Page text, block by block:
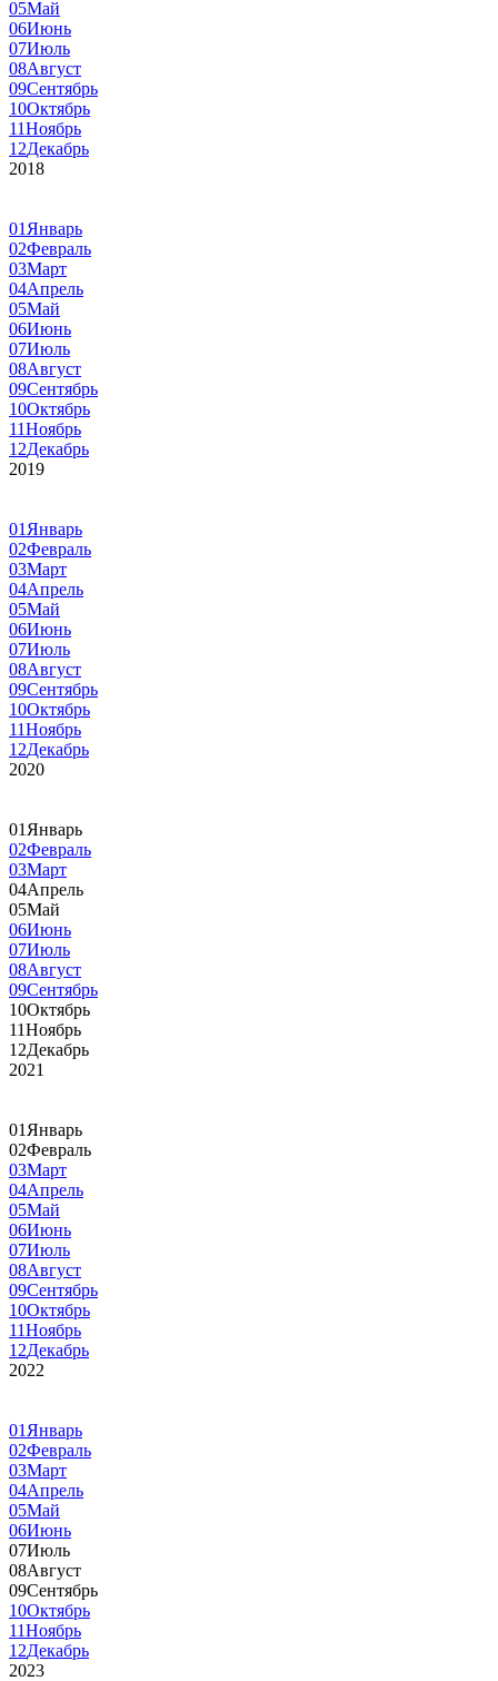
05Май
06Июнь
07Июль
08Август
09Сентябрь
10Октябрь
11Ноябрь
12Декабрь
2018
01 Январь
02Февраль
03Март
04Апрель
05Май
06Июнь
07Июль
08Август
09Сентябрь
10Октябрь
11Ноябрь
12Декабрь
2019
01 Январь
02Февраль
03Март
04Апрель
05Май
06Июнь
07Июль
08Август
09Сентябрь
10Октябрь
11Ноябрь
12Декабрь
2020
01 Январь
02Февраль
03Март
04Апрель
05Май
06Июнь
07Июль
08Август
09Сентябрь
10Октябрь
11Ноябрь
12Декабрь
2021
01 Январь
02Февраль
03Март
04Апрель
05Май
06Июнь
07Июль
08Август
09Сентябрь
10Октябрь
11Ноябрь
12Декабрь
2022
01 Январь
02Февраль
03Март
04Апрель
05Май
06Июнь
07Июль
08Август
09Сентябрь
10Октябрь
11Ноябрь
12Декабрь
2023